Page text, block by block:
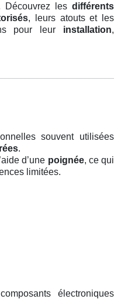
Découvrez les différents
, leurs atouts et les
pour leur installation,
souvent utilisées
.
d’une poignée, ce qui
limitées.
électroniques